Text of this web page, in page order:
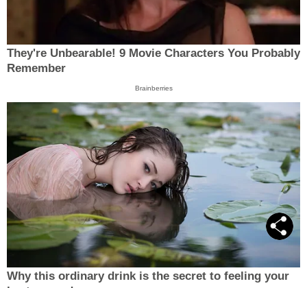
They're Unbearable! 9 Movie Characters You Probably
Remember
Brainberries
Why this ordinary drink is the secret to feeling your